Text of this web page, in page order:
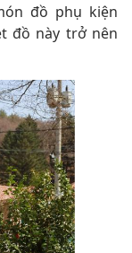
đồ phụ kiện
đồ này trở nên